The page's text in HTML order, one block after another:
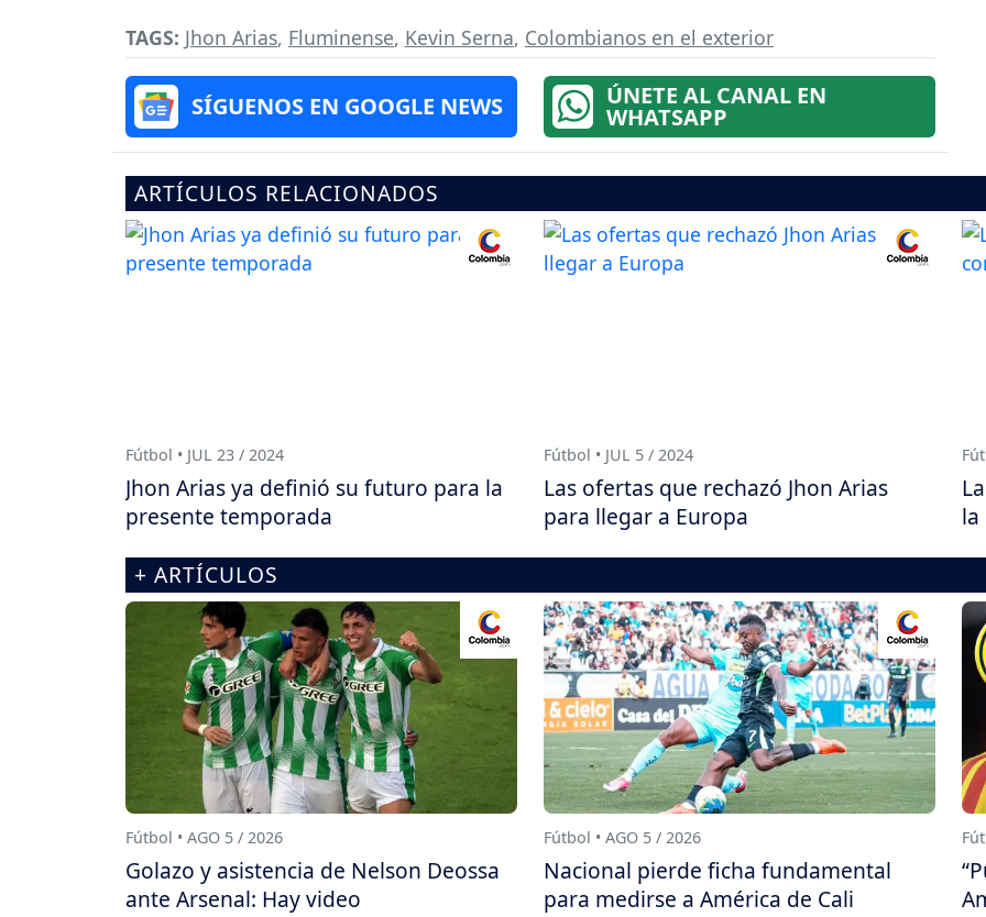
TAGS: Jhon Arias, Fluminense, Kevin Serna, Colombianos en el exterior
SÍGUENOS EN GOOGLE NEWS ÚNETE AL CANAL EN
WHATSAPP
ARTÍCULOS RELACIONADOS
Fútbol • JUL 23 / 2024
Jhon Arias ya definió su futuro para la
presente temporada
Fútbol • JUL 5 / 2024
Las ofertas que rechazó Jhon Arias
para llegar a Europa
la
+ ARTÍCULOS
Fútbol • AGO 5 / 2026
Golazo y asistencia de Nelson Deossa
ante Arsenal: Hay video
Fútbol • AGO 5 / 2026
Nacional pierde ficha fundamental
para medirse a América de Cali